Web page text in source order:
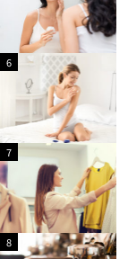
2
6
2
7
2
8